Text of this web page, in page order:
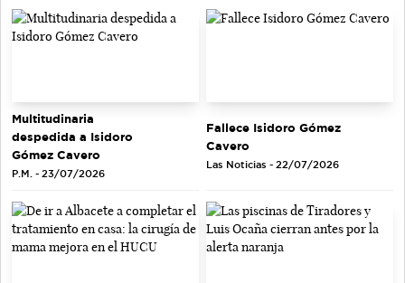
Multitudinaria
despedida a Isidoro
Gómez Cavero
P.M. - 23/07/2026
Fallece Isidoro Gómez
Cavero
Las Noticias - 22/07/2026